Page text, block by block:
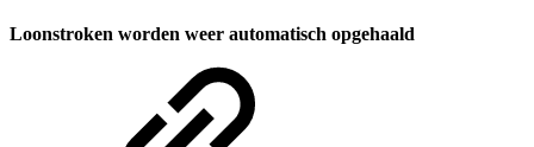
Loonstroken worden weer automatisch opgehaald